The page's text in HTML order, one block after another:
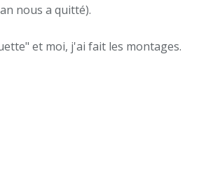
nous a quitté).
et moi, j'ai fait les montages.